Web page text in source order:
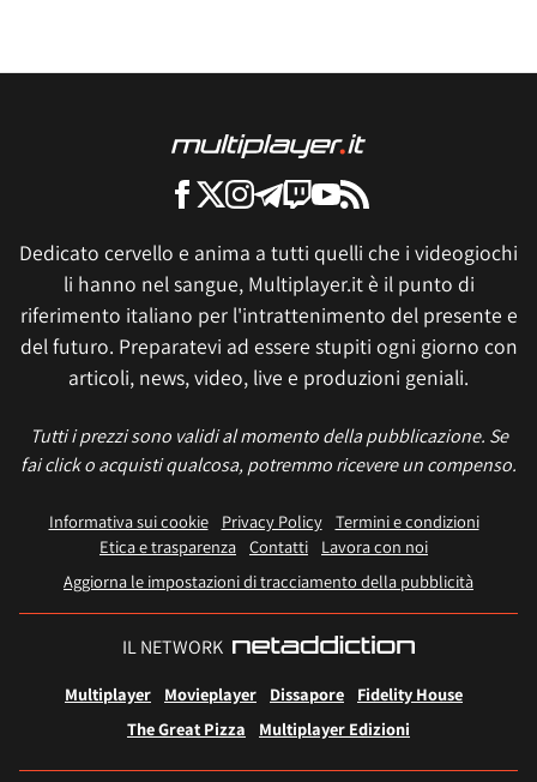
Dedicato cervello e anima a tutti quelli che i videogiochi
li hanno nel sangue, Multiplayer.it è il punto di
riferimento italiano per l'intrattenimento del presente e
del futuro. Preparatevi ad essere stupiti ogni giorno con
articoli, news, video, live e produzioni geniali.
Tutti i prezzi sono validi al momento della pubblicazione. Se
fai click o acquisti qualcosa, potremmo ricevere un compenso.
Informativa sui cookie Privacy Policy
Termini e condizioni
Etica e trasparenza Contatti
Lavora con noi
Aggiorna le impostazioni di tracciamento della pubblicità
IL NETWORK
Multiplayer Movieplayer Dissapore
Fidelity House
The Great Pizza
Multiplayer Edizioni